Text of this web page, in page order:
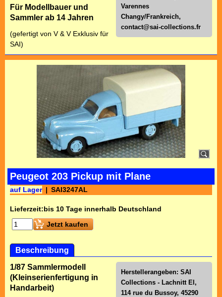
Varennes
Changy/Frankreich,
contact@sai-collections.fr
Für Modellbauer und
Sammler ab 14 Jahren
(gefertigt von V & V Exklusiv für
SAI)
Peugeot 203 Pickup mit Plane
auf Lager SAI3247AL
Lieferzeit:bis 10 Tage innerhalb Deutschland
Jetzt kaufen
Beschreibung
Herstellerangeben: SAI
Collections - Lachnitt El,
114 rue du Bussoy, 45290
1/87 Sammlermodell
(Kleinserienfertigung in
Handarbeit)